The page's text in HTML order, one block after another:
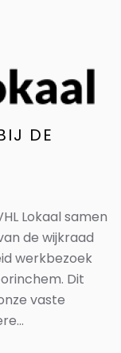
DE
Lokaal samen
de wijkraad
werkbezoek
Dit
vaste